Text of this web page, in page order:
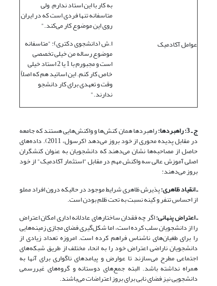
عوامل آکادمیک
به کار با این استاد ندارم. ولی
متاسفانه تنها فردی است که در ایران
روی این موضوع کار می‌کند."
ا.ش (دانشجوی دکتری): "متاسفانه
موضوع رساله من خیلی تخصصی
است و مجبورم با 1 یا 2 استاد خیلی
خاص کار کنم. این اساتید هم که اصلاً
وقت و تعهدی برای کار دانشجو
ندارند."
ج ـ 3: راهبردها: راهبردها همان کنش‌ها و واکنش‌هایی هستند که جامعه
در مقابل پدیده محوری از خود بروز می‌دهد (کرسول، 2011). داده‌های
حاصل از مصاحبه‌ها نشان می‌دهند که دانشجویان به عنوان کنشگران
اصلی آموزش عالی سه واکنش مهم در مقابل "استثمار آکادمیک" از خود
بروز می‌دهند:
ـ انقیاد ظاهری:پذیرش ظاهری شرایط موجود در حالیکه درون افراد مملو
از احساس تنفر و کینه نسبت به تحت ظلم بودن است.
ـ اعتراض پنهانی:اگر چه فقدان ساختارهای عادلانه اداری امکان اعتراض
را از دانشجویان سلب کرده است، اما شکل‌گیری فضای مجازی زمینه‌هایی
را برای طغیان‌های ناشناس فراهم کرده است. امروزه تعداد زیادی از
دانشجویان ناراضی اعتراض خود را به انحاء مختلف از طریق شبکه‌های
اجتماعی مطرح می‌سازند تا عوارض و پیامدهای ناگواری برای آنها به
همراه نداشته باشد. البته جمع‌های دوستانه و گروه‌های غیررسمی
دانشجویی نیز فضای نابی برای بروز اعتراضات می‌باشند.